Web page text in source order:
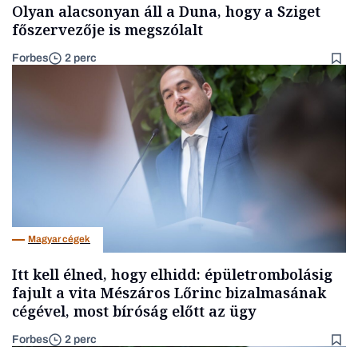
Olyan alacsonyan áll a Duna, hogy a Sziget
főszervezője is megszólalt
Forbes 2 perc
Magyar cégek
Itt kell élned, hogy elhidd: épületrombolásig
fajult a vita Mészáros Lőrinc bizalmasának
cégével, most bíróság előtt az ügy
Forbes 2 perc